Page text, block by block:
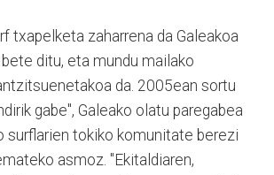
txapelketa zaharrena da Galeakoa
bete ditu, eta mundu mailako
da. 2005ean sortu
gabe", Galeako olatu paregabea
surflarien tokiko komunitate berezi
asmoz. "Ekitaldiaren,